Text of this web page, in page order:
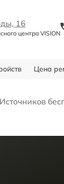
16
центра VISION
Цена